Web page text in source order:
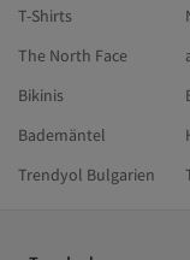
T-Shirts
The North Face
Bikinis
Bademäntel
Trendyol Bulgarien